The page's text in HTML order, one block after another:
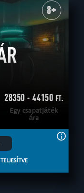
8+
28350 - 44150 FT.
Egy csapatjáték
ára
TELJESÍTVE